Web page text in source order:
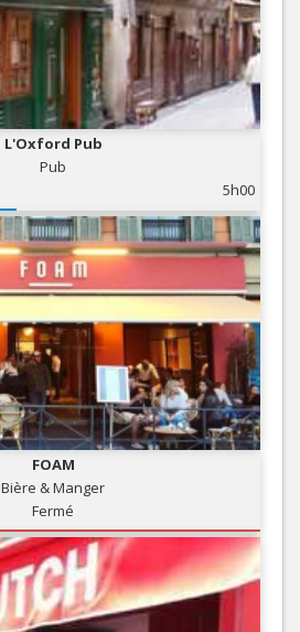
L'Oxford Pub
Pub
5h00
FOAM
Bière & Manger
Fermé